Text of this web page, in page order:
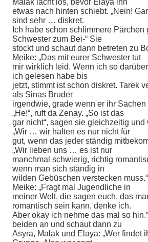
Malak lacht los, bevor Elaya ihn
etwas nach hinten schiebt. „Nein!
sind sehr … diskret.
Ich habe schon schlimmere Pärchen
Schwester zum Bei-“ Sie
stockt und schaut dann betreten zu
Meike: „Das mit eurer Schwester tut
mir wirklich leid. Wenn ich so
ich gelesen habe bis
jetzt, stimmt ist schon diskret. Tarek
als Sinas Bruder
irgendwie, grade wenn er ihr Sachen
„He!“, ruft da Zenay. „So ist das
gar nicht“, sagen sie gleichzeitig und
„Wir … wir halten es nur nicht für
gut, wenn das jeder ständig
„Wir lieben uns … es ist nur
manchmal schwierig, richtig
wenn man sich ständig in
wilden Gebüschen verstecken muss.“
Meike: „Fragt mal Jugendliche in
meiner Welt, die sagen euch, das
romantisch sein kann, denke ich.
Aber okay ich nehme das mal so
beiden an und schaut dann zu
Asyra, Malak und Elaya: „Wer findet